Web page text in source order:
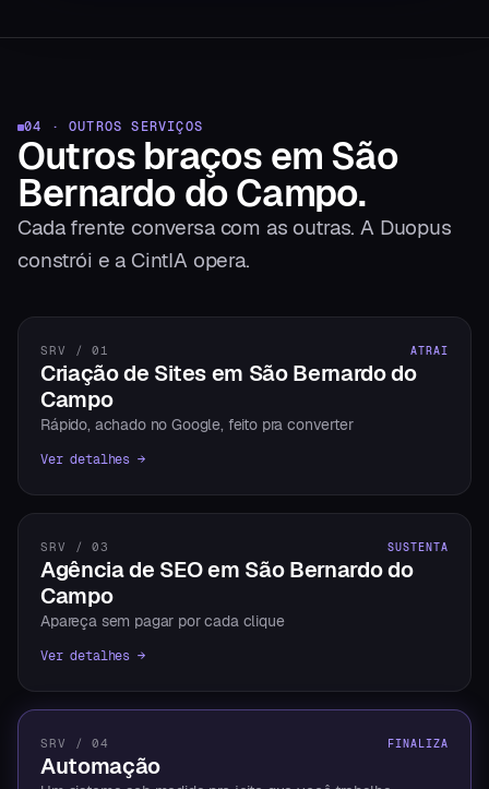
04 · OUTROS SERVIÇOS
Outros braços em São
Bernardo do Campo.
Cada frente conversa com as outras. A Duopus
constrói e a CintIA opera.
SRV / 01 ATRAI
Criação de Sites em São Bernardo do
Campo
Rápido, achado no Google, feito pra converter
Ver detalhes →
SRV / 03 SUSTENTA
Agência de SEO em São Bernardo do
Campo
Apareça sem pagar por cada clique
Ver detalhes →
SRV / 04 FINALIZA
Automação